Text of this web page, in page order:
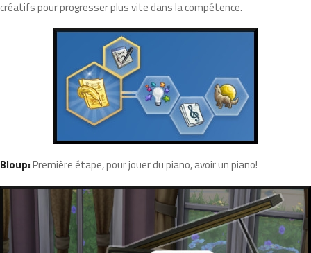
créatifs pour progresser plus vite dans la compétence.
Bloup:Première étape, pour jouer du piano, avoir un piano!